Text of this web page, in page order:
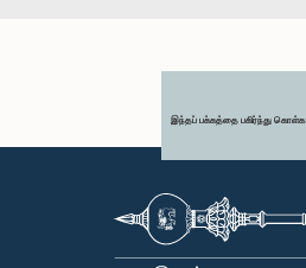
இந்தப் பக்கத்தை பகிர்ந்து கொள்க